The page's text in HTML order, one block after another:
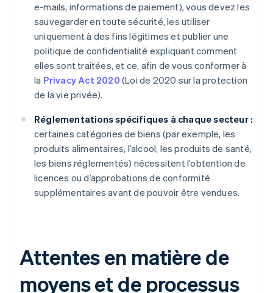
e-mails, informations de paiement), vous devez les
sauvegarder en toute sécurité, les utiliser
uniquement à des fins légitimes et publier une
politique de confidentialité expliquant comment
elles sont traitées, et ce, afin de vous conformer à
la Privacy Act 2020 (Loi de 2020 sur la protection
de la vie privée).
Réglementations spécifiques à chaque secteur :
certaines catégories de biens (par exemple, les
produits alimentaires, l’alcool, les produits de santé,
les biens réglementés) nécessitent l’obtention de
licences ou d’approbations de conformité
supplémentaires avant de pouvoir être vendues.
Attentes en matière de
moyens et de processus